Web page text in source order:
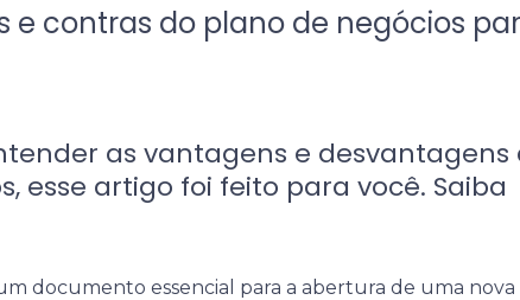
e contras do plano de negócios
as vantagens e desvantagens
esse artigo foi feito para você. Saiba
documento essencial para a abertura de uma nova